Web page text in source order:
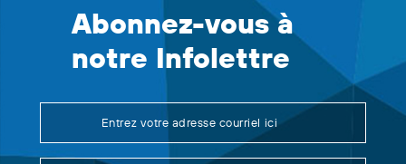
Abonnez-vous à
notre Infolettre